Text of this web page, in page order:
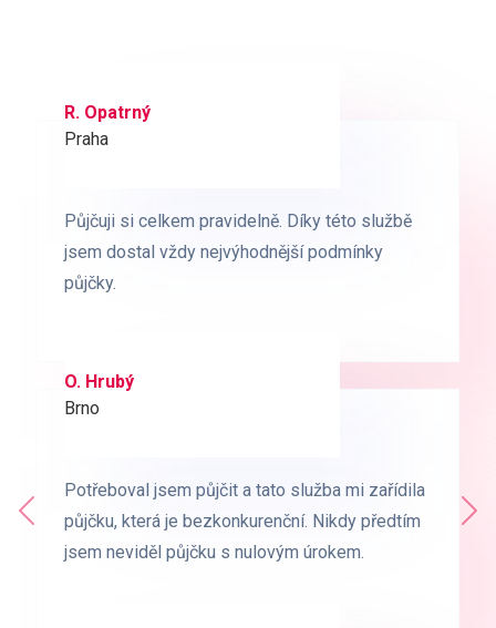
R. Opatrný
Praha
Půjčuji si celkem pravidelně. Díky této službě
jsem dostal vždy nejvýhodnější podmínky
půjčky.
O. Hrubý
Brno
Potřeboval jsem půjčit a tato služba mi zařídila
půjčku, která je bezkonkurenční. Nikdy předtím
jsem neviděl půjčku s nulovým úrokem.
K. Novák
Brno
Půjčuji si celkem pravidelně. Díky této službě
jsem dostal vždy nejvýhodnější podmínky
půjčky.
D. Starý
Praha
Potřeboval jsem půjčit a tato služba mi zařídila
půjčku, která je bezkonkurenční. Nikdy předtím
jsem neviděl půjčku s nulovým úrokem.
Předchozí